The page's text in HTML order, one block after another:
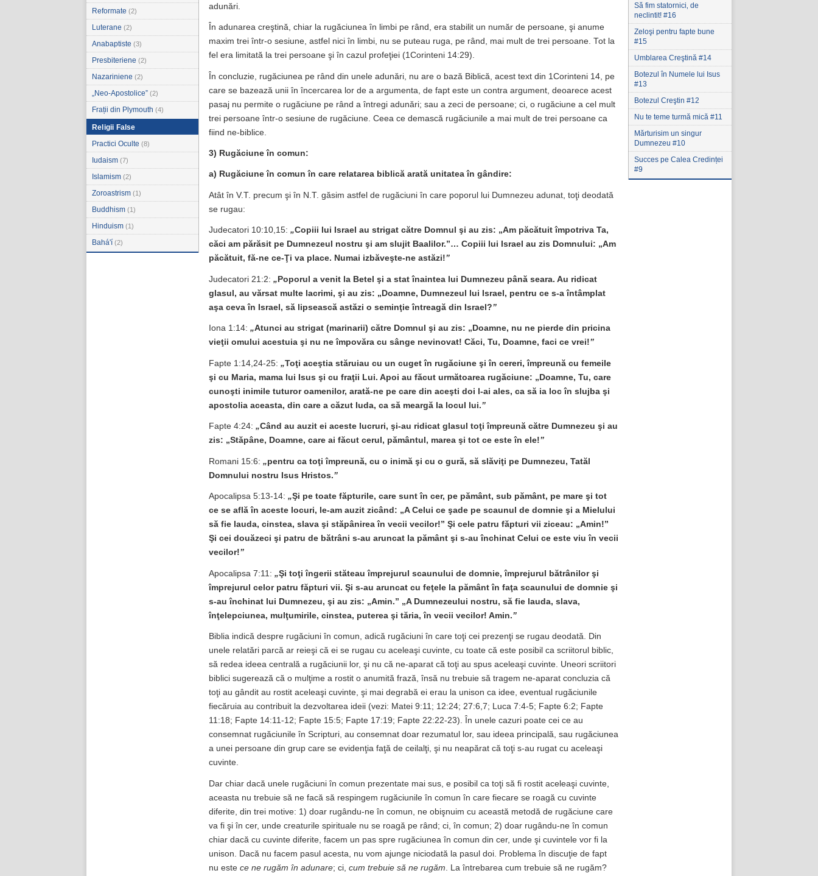
Reformate (2)
Luterane (2)
Anabaptiste (3)
Presbiteriene (2)
Nazariniene (2)
„Neo-Apostolice” (2)
Frații din Plymouth (4)
Religii False
Practici Oculte (8)
Iudaism (7)
Islamism (2)
Zoroastrism (1)
Buddhism (1)
Hinduism (1)
Bahá'í (2)
adunări.
În adunarea creştină, chiar la rugăciunea în limbi pe rând, era stabilit un număr de persoane, şi anume
maxim trei într-o sesiune, astfel nici în limbi, nu se puteau ruga, pe rând, mai mult de trei persoane. Tot la
fel era limitată la trei persoane şi în cazul profeţiei (1Corinteni 14:29).
În concluzie, rugăciunea pe rând din unele adunări, nu are o bază Biblică, acest text din 1Corinteni 14, pe
care se bazează unii în încercarea lor de a argumenta, de fapt este un contra argument, deoarece acest
pasaj nu permite o rugăciune pe rând a întregi adunări; sau a zeci de persoane; ci, o rugăciune a cel mult
trei persoane într-o sesiune de rugăciune. Ceea ce demască rugăciunile a mai mult de trei persoane ca
fiind ne-biblice.
3) Rugăciune în comun:
a) Rugăciune în comun în care relatarea biblică arată unitatea în gândire:
Atât în V.T. precum şi în N.T. găsim astfel de rugăciuni în care poporul lui Dumnezeu adunat, toţi deodată
se rugau:
Judecatori 10:10,15: „Copiii lui Israel au strigat către Domnul şi au zis: „Am păcătuit împotriva Ta,
căci am părăsit pe Dumnezeul nostru şi am slujit Baalilor.”… Copiii lui Israel au zis Domnului: „Am
păcătuit, fă-ne ce-Ţi va place. Numai izbăveşte-ne astăzi!”
Judecatori 21:2: „ Poporul a venit la Betel şi a stat înaintea lui Dumnezeu până seara. Au ridicat
glasul, au vărsat multe lacrimi, şi au zis: „Doamne, Dumnezeul lui Israel, pentru ce s-a întâmplat
aşa ceva în Israel, să lipsească astăzi o seminţie întreagă din Israel?”
Iona 1:14: „Atunci au strigat (marinarii) către Domnul şi au zis: „Doamne, nu ne pierde din pricina
vieţii omului acestuia şi nu ne împovăra cu sânge nevinovat! Căci, Tu, Doamne, faci ce vrei!”
Fapte 1:14,24-25: „Toţi aceştia stăruiau cu un cuget în rugăciune şi în cereri, împreună cu femeile
şi cu Maria, mama lui Isus şi cu fraţii Lui. Apoi au făcut următoarea rugăciune: „Doamne, Tu, care
cunoşti inimile tuturor oamenilor, arată-ne pe care din aceşti doi l-ai ales, ca să ia loc în slujba şi
apostolia aceasta, din care a căzut Iuda, ca să meargă la locul lui.”
Fapte 4:24: „Când au auzit ei aceste lucruri, şi-au ridicat glasul toţi împreună către Dumnezeu şi au
zis: „Stăpâne, Doamne, care ai făcut cerul, pământul, marea şi tot ce este în ele!”
Romani 15:6: „pentru ca toţi împreună, cu o inimă şi cu o gură, să slăviţi pe Dumnezeu, Tatăl
Domnului nostru Isus Hristos.”
Apocalipsa 5:13-14: „Şi pe toate făpturile, care sunt în cer, pe pământ, sub pământ, pe mare şi tot
ce se află în aceste locuri, le-am auzit zicând: „A Celui ce şade pe scaunul de domnie şi a Mielului
să fie lauda, cinstea, slava şi stăpânirea în vecii vecilor!” Şi cele patru făpturi vii ziceau: „Amin!”
Şi cei douăzeci şi patru de bătrâni s-au aruncat la pământ şi s-au închinat Celui ce este viu în vecii
vecilor!”
Apocalipsa 7:11: „Şi toţi îngerii stăteau împrejurul scaunului de domnie, împrejurul bătrânilor şi
împrejurul celor patru făpturi vii. Şi s-au aruncat cu feţele la pământ în faţa scaunului de domnie şi
s-au închinat lui Dumnezeu, şi au zis: „Amin.” „A Dumnezeului nostru, să fie lauda, slava,
înţelepciunea, mulţumirile, cinstea, puterea şi tăria, în vecii vecilor! Amin.”
Biblia indică despre rugăciuni în comun, adică rugăciuni în care toţi cei prezenţi se rugau deodată. Din
unele relatări parcă ar reieşi că ei se rugau cu aceleaşi cuvinte, cu toate că este posibil ca scriitorul biblic,
să redea ideea centrală a rugăciunii lor, şi nu că ne-aparat că toţi au spus aceleaşi cuvinte. Uneori scriitori
biblici sugerează că o mulţime a rostit o anumită frază, însă nu trebuie să tragem ne-aparat concluzia că
toţi au gândit au rostit aceleaşi cuvinte, şi mai degrabă ei erau la unison ca idee, eventual rugăciunile
fiecăruia au contribuit la dezvoltarea ideii (vezi: Matei 9:11; 12:24; 27:6,7; Luca 7:4-5; Fapte 6:2; Fapte
11:18; Fapte 14:11-12; Fapte 15:5; Fapte 17:19; Fapte 22:22-23). În unele cazuri poate cei ce au
consemnat rugăciunile în Scripturi, au consemnat doar rezumatul lor, sau ideea principală, sau rugăciunea
a unei persoane din grup care se evidenţia faţă de ceilalţi, şi nu neapărat că toţi s-au rugat cu aceleaşi
cuvinte.
Dar chiar dacă unele rugăciuni în comun prezentate mai sus, e posibil ca toţi să fi rostit aceleaşi cuvinte,
aceasta nu trebuie să ne facă să respingem rugăciunile în comun în care fiecare se roagă cu cuvinte
diferite, din trei motive: 1) doar rugându-ne în comun, ne obişnuim cu această metodă de rugăciune care
va fi şi în cer, unde creaturile spirituale nu se roagă pe rând; ci, în comun; 2) doar rugându-ne în comun
chiar dacă cu cuvinte diferite, facem un pas spre rugăciunea în comun din cer, unde şi cuvintele vor fi la
unison. Dacă nu facem pasul acesta, nu vom ajunge niciodată la pasul doi. Problema în discuţie de fapt
nu este ce ne rugăm în adunare; ci, cum trebuie să ne rugăm . La întrebarea cum trebuie să ne rugăm?
Să fim statornici‚ de
neclintit! #16
Zeloşi pentru fapte bune
#15
Umblarea Creştină #14
Botezul în Numele lui Isus
#13
Botezul Creştin #12
Nu te teme turmă mică #11
Mărturisim un singur
Dumnezeu #10
Succes pe Calea Credinței
#9